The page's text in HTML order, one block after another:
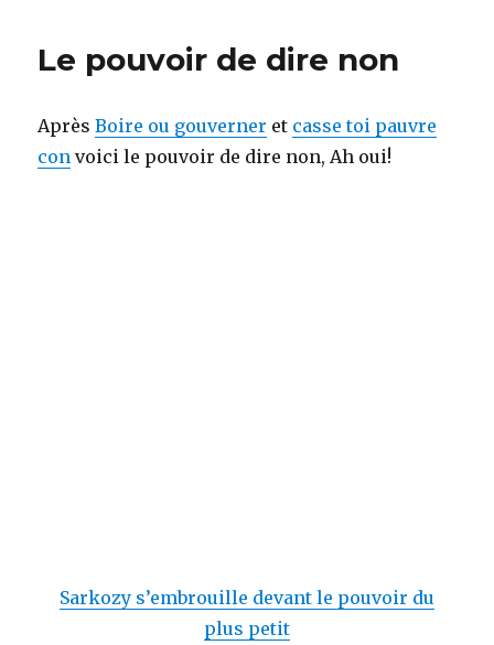
Le pouvoir de dire non
AprèsBoire ou gouverner et casse toi pauvre
con voici le pouvoir de dire non, Ah oui!
Sarkozy s’embrouille devant le pouvoir du
plus petit